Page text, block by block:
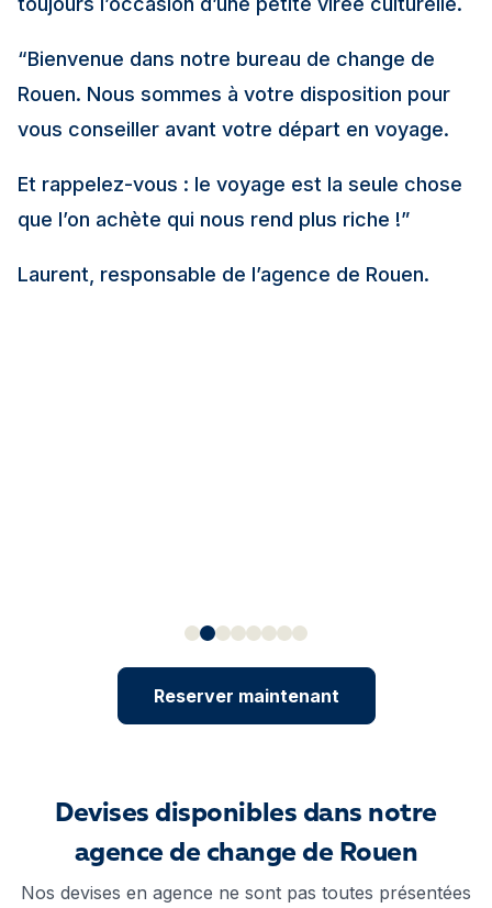
“Bienvenue dans notre bureau de change de
Rouen. Nous sommes à votre disposition pour
vous conseiller avant votre départ en voyage.
Et rappelez-vous : le voyage est la seule chose
que l’on achète qui nous rend plus riche !”
Laurent, responsable de l’agence de Rouen.
Reserver maintenant
Devises disponibles dans notre
agence de change de Rouen
Nos devises en agence ne sont pas toutes présentées